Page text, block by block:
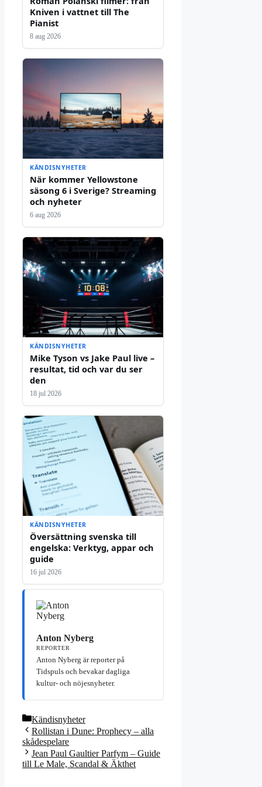
Kniven i vattnet till The
Pianist
8 aug 2026
KÄNDISNYHETER
När kommer Yellowstone
säsong 6 i Sverige? Streaming
och nyheter
6 aug 2026
KÄNDISNYHETER
Mike Tyson vs Jake Paul live –
resultat, tid och var du ser
den
18 jul 2026
KÄNDISNYHETER
Översättning svenska till
engelska: Verktyg, appar och
guide
16 jul 2026
Anton Nyberg
REPORTER
Anton Nyberg är reporter på
Tidspuls och bevakar dagliga
kultur- och nöjesnyheter.
Kategorier
Kändisnyheter
Rollistan i Dune: Prophecy – alla
skådespelare
Jean Paul Gaultier Parfym – Guide
till Le Male, Scandal & Äkthet